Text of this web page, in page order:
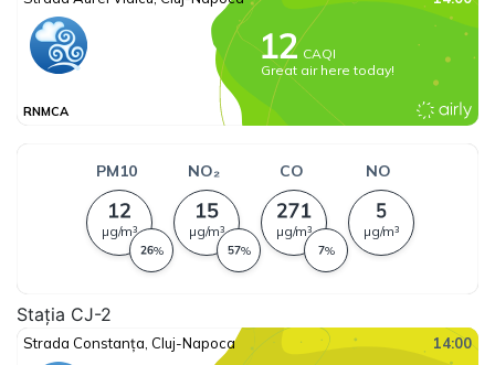
Stația CJ-2